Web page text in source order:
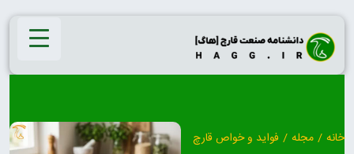
Skip
content
خانه / مجله / فواید و خواص قارچ